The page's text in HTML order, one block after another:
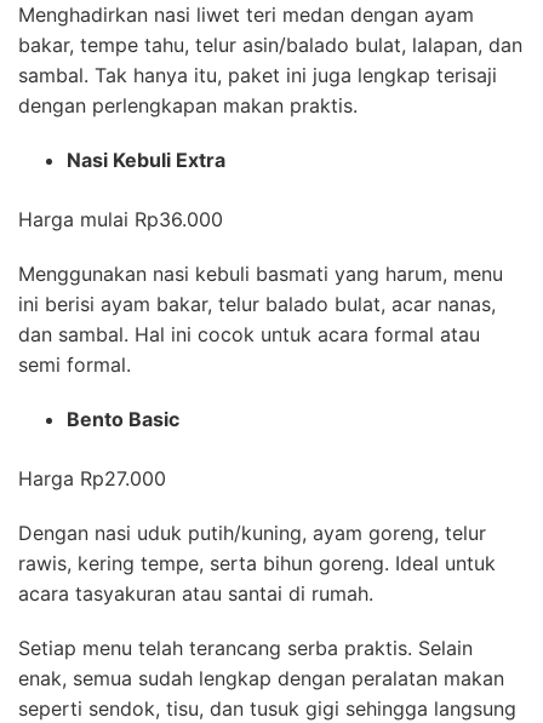
Menghadirkan nasi liwet teri medan dengan ayam
bakar, tempe tahu, telur asin/balado bulat, lalapan, dan
sambal. Tak hanya itu, paket ini juga lengkap terisaji
dengan perlengkapan makan praktis.
Nasi Kebuli Extra
Harga mulai Rp36.000
Menggunakan nasi kebuli basmati yang harum, menu
ini berisi ayam bakar, telur balado bulat, acar nanas,
dan sambal. Hal ini cocok untuk acara formal atau
semi formal.
Bento Basic
Harga Rp27.000
Dengan nasi uduk putih/kuning, ayam goreng, telur
rawis, kering tempe, serta bihun goreng. Ideal untuk
acara tasyakuran atau santai di rumah.
Setiap menu telah terancang serba praktis. Selain
enak, semua sudah lengkap dengan peralatan makan
seperti sendok, tisu, dan tusuk gigi sehingga langsung